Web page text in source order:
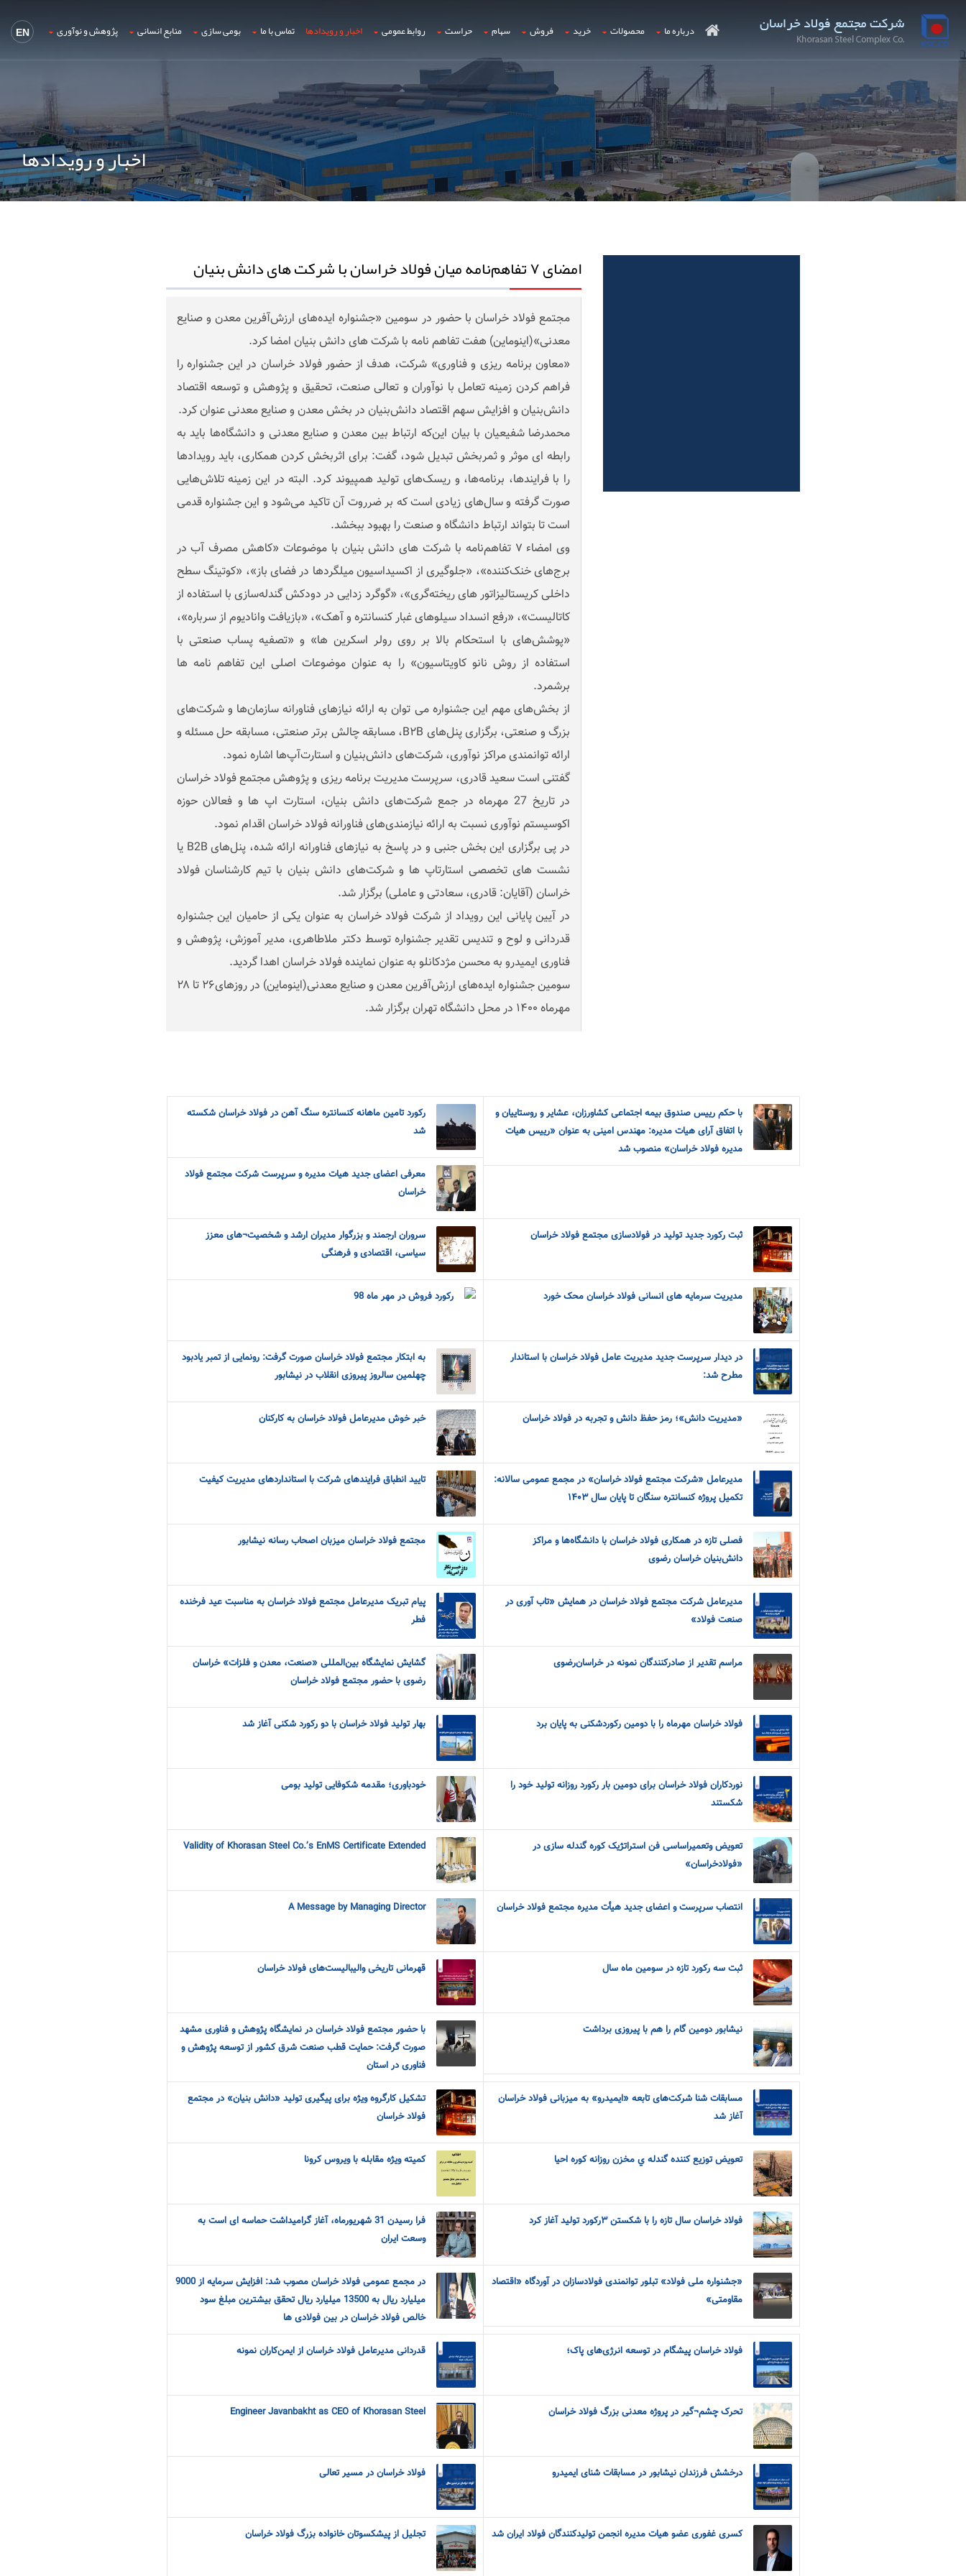
EN درباره ما محصولات خرید فروش سهام حراست روابط عمومی اخبار و رویدادها تماس با ما بومی سازی منابع انسانی پژوهش و نوآوری
اخبار و رویدادها
امضای ۷ تفاهم‌نامه میان فولاد خراسان با شرکت های دانش بنیان
مجتمع فولاد خراسان با حضور در سومین «جشنواره ایده‌های ارزش‌آفرین معدن و صنایع
معدنی»(اینوماین) هفت تفاهم نامه با شرکت های دانش بنیان امضا کرد.
«معاون برنامه ریزی و فناوری» شرکت، هدف از حضور فولاد خراسان در این جشنواره را
فراهم کردن زمینه تعامل با نوآوران و تعالی صنعت، تحقیق و پژوهش و ‌توسعه اقتصاد
دانش‌بنیان و افزایش سهم اقتصاد دانش‌بنیان در بخش معدن و صنایع معدنی عنوان کرد.
محمدرضا شفیعیان با بیان این‌که ارتباط بین معدن و صنایع معدنی و دانشگاه‌ها باید به
رابطه ای موثر و ثمربخش تبدیل شود، گفت: برای اثربخش کردن همکاری‌، باید رویدادها
را با فرایندها، برنامه‌ها، و ریسک‌های تولید همپیوند کرد. البته در این زمینه تلاش‌هایی
صورت گرفته و سال‌های زیادی است که بر ضرروت آن تاکید می‌شود و این جشنواره قدمی
است تا بتواند ارتباط دانشگاه و صنعت را بهبود ببخشد.
وی امضاء ۷ تفاهم‌نامه با شرکت های دانش بنیان با موضوعات «کاهش مصرف آب در
برج‌های خنک‌کننده»، «جلوگیری از اکسیداسیون میلگردها در فضای باز»، «کوتینگ سطح
داخلی کریستالیزاتور های ریخته‌گری»، «گوگرد زدایی در دودکش گندله‌سازی با استفاده از
کاتالیست»، «رفع انسداد سیلوهای غبار کنسانتره و آهک»، «بازیافت وانادیوم از سرباره»،
«پوشش‌های با استحکام بالا بر روی رولر اسکرین ها» و «تصفیه پساب صنعتی با
استفاده از روش نانو کاویتاسیون» را به عنوان موضوعات اصلی این تفاهم نامه ها
برشمرد.
از بخش‌های مهم این جشنواره می توان به ارائه نیازهای فناورانه سازمان‌ها و شرکت‌های
بزرگ و صنعتی، برگزاری پنل‌های B۲B، مسابقه چالش برتر صنعتی، مسابقه حل مسئله و
ارائه توانمندی مراکز نوآوری، شرکت‌های دانش‌بنیان و استارت‌آپ‌ها اشاره نمود.
گفتنی است سعید قادری، سرپرست مدیریت برنامه ریزی و پژوهش مجتمع فولاد خراسان
در تاریخ 27 مهرماه در جمع شرکت‌های دانش بنیان، استارت اپ ها و فعالان حوزه
اکوسیستم نوآوری نسبت به ارائه نیازمندی‌های فناورانه فولاد خراسان اقدام نمود.
در پی برگزاری این بخش جنبی و در پاسخ به نیازهای فناورانه ارائه شده، پنل‌های B2B یا
نشست های تخصصی استارتاپ ها و شرکت‌های دانش بنیان با تیم کارشناسان فولاد
خراسان (آقایان: قادری، سعادتی و عاملی) برگزار شد.
در آیین پایانی این رویداد از شرکت فولاد خراسان به عنوان یکی از حامیان این جشنواره
قدردانی و لوح و تندیس تقدیر جشنواره توسط دکتر ملاطاهری، مدیر آموزش، پژوهش و
فناوری ایمیدرو به محسن مژدکانلو به عنوان نماینده فولاد خراسان اهدا گردید.
سومین جشنواره ایده‌های ارزش‌آفرین معدن و صنایع معدنی(اینوماین) در روزهای۲۶ تا ۲۸
مهرماه ۱۴۰۰ در محل دانشگاه تهران برگزار شد.
با حکم رییس صندوق بیمه اجتماعی کشاورزان، عشایر و روستاییان و
با اتفاق آرای هیات مدیره: مهندس امینی به عنوان «رییس هیات
مدیره فولاد خراسان» منصوب شد
رکورد تامین ماهانه کنسانتره سنگ آهن در فولاد خراسان شکسته
شد
معرفی اعضای جدید هیات مدیره و سرپرست شرکت مجتمع فولاد
خراسان
ثبت رکورد جدید تولید در فولادسازی مجتمع فولاد خراسان
سروران ارجمند و بزرگوار مدیران ارشد و شخصیت¬های معزز
سیاسی، اقتصادی و فرهنگی
مدیریت سرمایه های انسانی فولاد خراسان محک خورد رکورد فروش در مهر ماه 98
در دیدار سرپرست جدید مدیریت عامل فولاد خراسان با استاندار
مطرح شد:
به ابتکار مجتمع فولاد خراسان صورت گرفت: رونمایی از تمبر یادبود
چهلمین سالروز پیروزی انقلاب در نیشابور
«مديريت دانش»؛ رمز حفظ دانش و تجربه در فولاد خراسان خبر خوش مدیرعامل فولاد خراسان به کارکنان
مدیرعامل «شرکت مجتمع فولاد خراسان» در مجمع عمومی سالانه:
تکمیل پروژه کنسانتره سنگان تا پایان سال ۱۴۰۳
تایید انطباق فرایندهای شرکت با استانداردهای مدیریت کیفیت
فصلی تازه در همکاری فولاد خراسان با دانشگاه‌ها و مراکز
دانش‌بنیان خراسان رضوی
مجتمع فولاد خراسان میزبان اصحاب رسانه نیشابور
مدیرعامل شرکت مجتمع فولاد خراسان در همایش «تاب آوری در
صنعت فولاد»
پیام تبریک مدیرعامل مجتمع فولاد خراسان به مناسبت عید فرخنده
فطر
مراسم تقدیر از صادرکنندگان نمونه در خراسان‌رضوی
گشایش نمایشگاه بین‌المللی «صنعت، معدن و فلزات» خراسان
رضوی با حضور مجتمع فولاد خراسان
فولاد خراسان مهرماه را با دومین رکوردشکنی به پایان برد بهار تولید فولاد خراسان با‌ دو رکورد شکنی آغاز شد
نوردکاران فولاد خراسان برای دومین بار رکورد روزانه تولید خود را
شکستند
خودباوری؛ مقدمه شکوفایی تولید بومی
تعویض وتعمیراساسی فن استراتژیک کوره گندله سازی در
«فولادخراسان»
Validity of Khorasan Steel Co.’s EnMS Certificate Extended
انتصاب سرپرست و اعضای جدید هیأت مدیره مجتمع فولاد خراسان A Message by Managing Director
ثبت سه رکورد تازه در سومین ماه سال قهرمانی تاریخی والیبالیست‌های فولاد خراسان
نیشابور دومین گام را هم با پیروزی برداشت
با حضور مجتمع فولاد خراسان در نمایشگاه پژوهش و فناوری مشهد
صورت گرفت: حمایت قطب صنعت شرق کشور از توسعه پژوهش و
فناوری در استان
مسابقات شنا شرکت‌های تابعه «ایمیدرو» به میزبانی فولاد خراسان
آغاز شد
تشکیل کارگروه ویژه برای پیگیری تولید «دانش بنیان» در مجتمع
فولاد خراسان
تعويض توزيع کننده گندله ي مخزن روزانه کوره احيا کمیته ویژه مقابله با ویروس کرونا
فولاد خراسان سال تازه را با شکستن ۳رکورد تولید آغاز کرد
فرا رسیدن 31 شهریورماه، آغاز گرامیداشت حماسه ای است به
وسعت ایران
«جشنواره ملی فولاد» تبلور توانمندی فولادسازان در آوردگاه «اقتصاد
مقاومتی»
در مجمع عمومی فولاد خراسان مصوب شد: افزایش سرمایه از 9000
میلیارد ریال به 13500 میلیارد ریال تحقق بیشترین مبلغ سود
خالص فولاد خراسان در بین فولادی ها
فولاد خراسان پیشگام در توسعه انرژی‌های پاک؛ قدردانی مدیرعامل فولاد خراسان از ایمن‌کاران نمونه
تحرک چشم¬گیر در پروژه معدنی بزرگ فولاد خراسان Engineer Javanbakht as CEO of Khorasan Steel
درخشش فرزندان نیشابور در مسابقات شنای ایمیدرو فولاد خراسان در مسیر تعالی
کسری غفوری عضو هیات مدیره انجمن تولیدکنندگان فولاد ایران شد تجلیل از پیشکسوتان خانواده بزرگ فولاد خراسان